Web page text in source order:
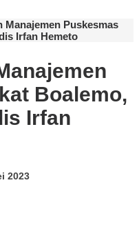
Manajemen Puskesmas
Irfan Hemeto
Boalemo,
Irfan
2023